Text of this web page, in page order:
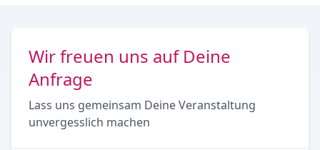
Wir freuen uns auf Deine
Anfrage
Lass uns gemeinsam Deine Veranstaltung
unvergesslich machen